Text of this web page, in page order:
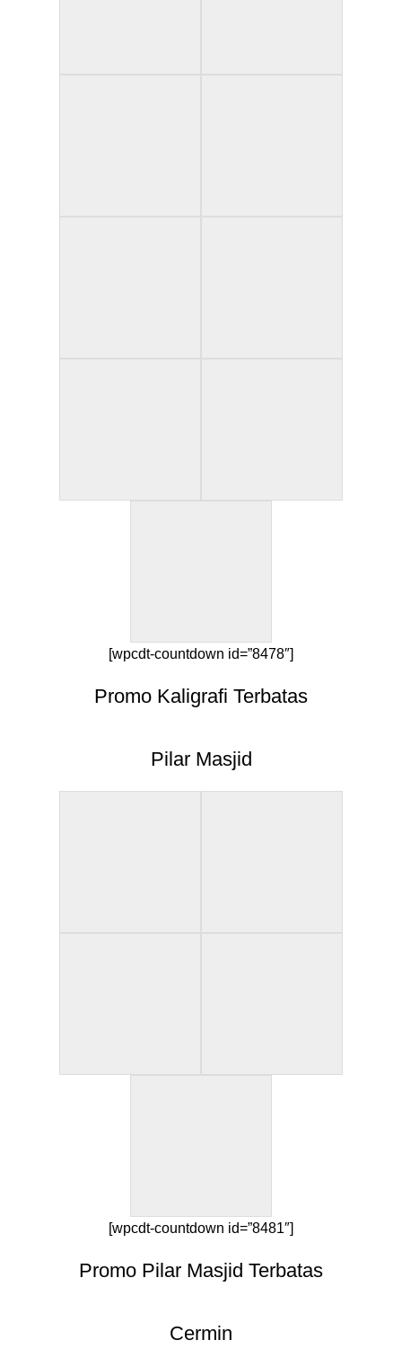
[wpcdt-countdown id=”8478″]
Promo Kaligrafi Terbatas
Pilar Masjid
[wpcdt-countdown id=”8481″]
Promo Pilar Masjid Terbatas
Cermin